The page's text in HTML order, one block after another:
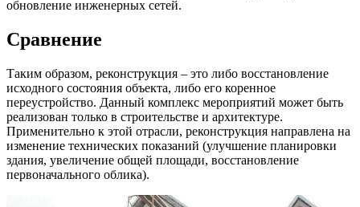
обновление инженерных сетей.
Сравнение
Таким образом, реконструкция – это либо восстановление
исходного состояния объекта, либо его коренное
переустройство. Данный комплекс мероприятий может быть
реализован только в строительстве и архитектуре.
Применительно к этой отрасли, реконструкция направлена на
изменение технических показаний (улучшение планировки
здания, увеличение общей площади, восстановление
первоначального облика).